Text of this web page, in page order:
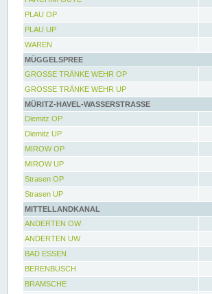
PLAU OP
PLAU UP
WAREN
MÜGGELSPREE
GROSSE TRÄNKE WEHR OP
GROSSE TRÄNKE WEHR UP
MÜRITZ-HAVEL-WASSERSTRASSE
Diemitz OP
Diemitz UP
MIROW OP
MIROW UP
Strasen OP
Strasen UP
MITTELLANDKANAL
ANDERTEN OW
ANDERTEN UW
BAD ESSEN
BERENBUSCH
BRAMSCHE